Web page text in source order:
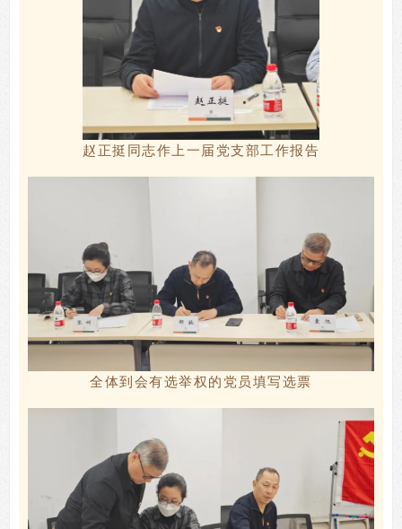
赵正挺同志作 上一届 党支部工 作报告
全体到会有选举权的党员填写选票